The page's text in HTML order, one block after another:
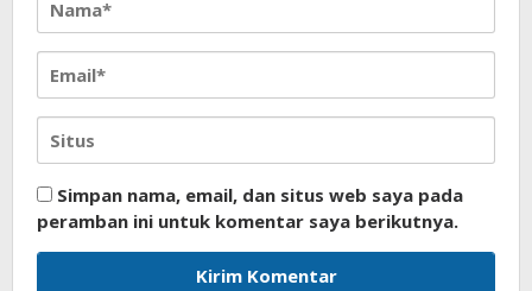
Simpan nama, email, dan situs web saya pada
peramban ini untuk komentar saya berikutnya.